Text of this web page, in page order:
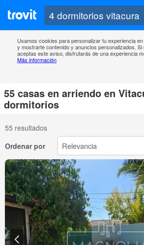
Usamos cookies para personalizar tu experiencia
y mostrarte contenido y anuncios personalizados.
aceptas este aviso, disfrutarás de una experiencia
Más información
55 casas en arriendo en
dormitorios
55 resultados
Ordenar por